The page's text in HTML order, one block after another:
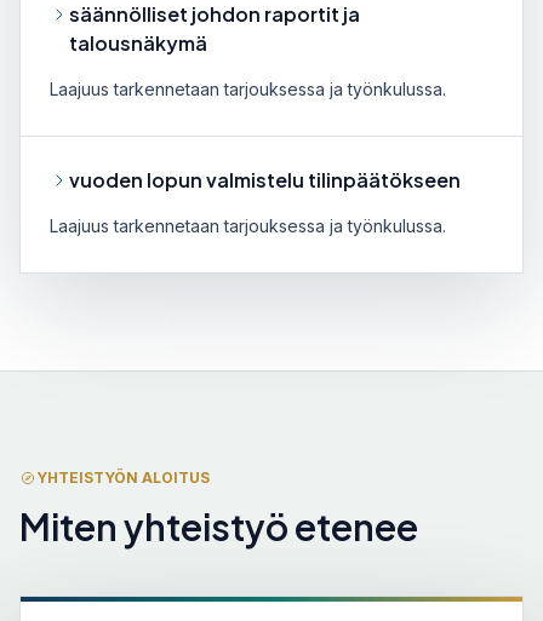
säännölliset johdon raportit ja
talousnäkymä
Laajuus tarkennetaan tarjouksessa ja työnkulussa.
vuoden lopun valmistelu tilinpäätökseen
Laajuus tarkennetaan tarjouksessa ja työnkulussa.
YHTEISTYÖN ALOITUS
Miten yhteistyö etenee